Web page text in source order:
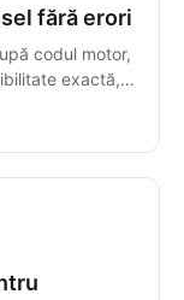
fără erori
codul motor,
exactă,